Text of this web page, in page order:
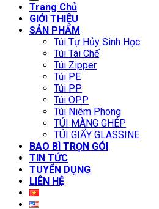
Trang Chủ
GIỚI THIỆU
SẢN PHẨM
Túi Tự Hủy Sinh Học
Túi Tái Chế
Túi Zipper
Túi PE
Túi PP
Túi OPP
Túi Niêm Phong
TÚI MÀNG GHÉP
TÚI GIẤY GLASSINE
BAO BÌ TRỌN GÓI
TIN TỨC
TUYỂN DỤNG
LIÊN HỆ